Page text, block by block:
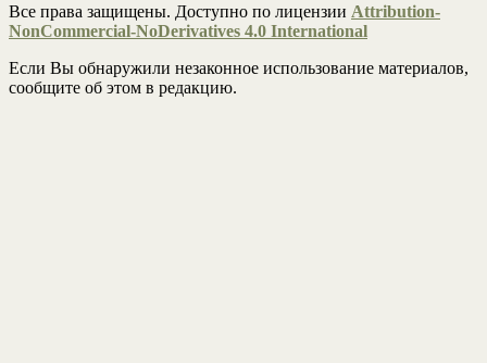
Все права защищены. Доступно по лицензии Attribution-
NonCommercial-NoDerivatives 4.0 International
Если Вы обнаружили незаконное использование материалов,
сообщите об этом в редакцию.